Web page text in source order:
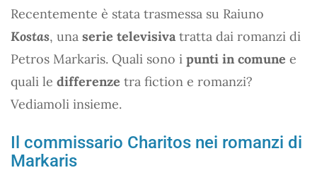
Recentemente è stata trasmessa su Raiuno
Kostas, una serie televisiva tratta dai romanzi di
Petros Markaris. Quali sono i punti in comune e
quali le differenze tra fiction e romanzi?
Vediamoli insieme.
Il commissario Charitos nei romanzi di
Markaris